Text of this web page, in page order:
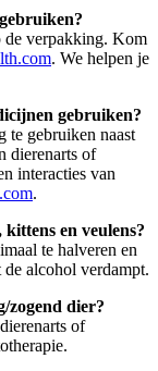
de verpakking. Kom
. We helpen je
gebruiken?
te gebruiken naast
dierenarts of
interacties van
.
en veulens?
te halveren en
alcohol verdampt.
zogend dier?
of